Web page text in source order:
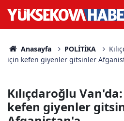
Anasayfa POLİTİKA
için kefen giyenler gitsinler
Kılıçdaroğlu
kefen giyenler